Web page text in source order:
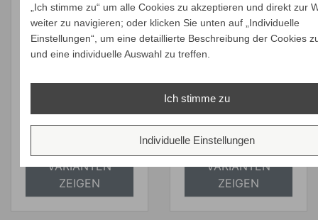
Verkaufspreis
ab 1.080,00 €
Preis
1.026,00 €
Ihr Spar-Preis
MwSt.
versandkostenfrei
VARIANTEN
ZEIGEN
Verkaufspreis
ab 1.690,00 €
Preis
1.605,50 €
Ihr Spar-Preis
MwSt.
absolut
versandkostenfrei
ALLE
VARIANTEN
ZEIGEN
„Ich stimme zu“ um alle Cookies zu akzeptieren und direkt zur
weiter zu navigieren; oder klicken Sie unten auf „Individuelle
Einstellungen“, um eine detaillierte Beschreibung der Cookies
und eine individuelle Auswahl zu treffen.
Ich stimme zu
Individuelle Einstellungen